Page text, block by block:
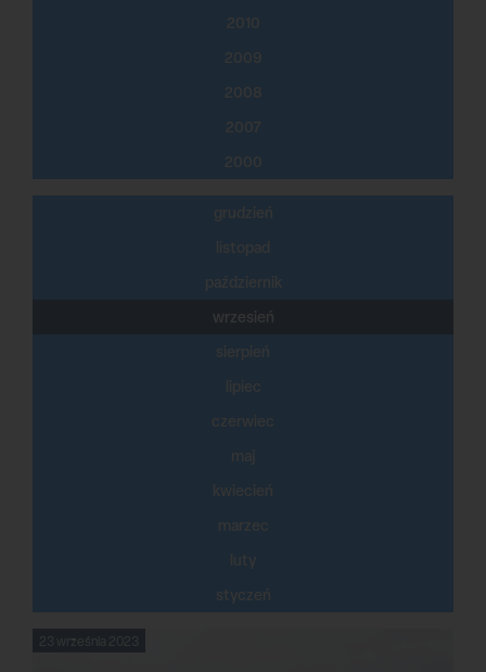
2010
2009
2008
2007
2000
grudzień
listopad
październik
wrzesień
sierpień
lipiec
czerwiec
maj
kwiecień
marzec
luty
styczeń
23 września 2023